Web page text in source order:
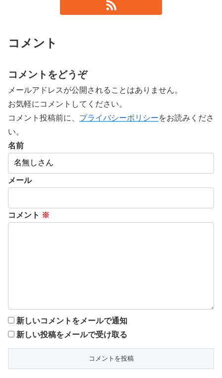
コメント
コメントをどうぞ
メールアドレスが公開されることはありません。
お気軽にコメントしてください。
コメント投稿前に、 プライバシーポリシーをお読みくださ
い。
名前
メール
コメント ※
新しいコメントをメールで通知
新しい投稿をメールで受け取る